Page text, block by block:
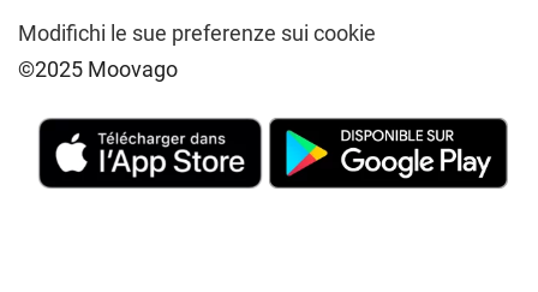
Modifichi le sue preferenze sui cookie
©2025 Moovago